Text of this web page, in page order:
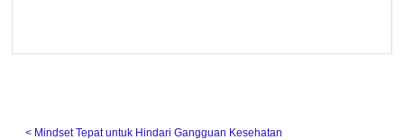
˂ Mindset Tepat untuk Hindari Gangguan Kesehatan